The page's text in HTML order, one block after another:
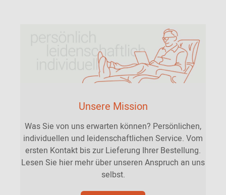
Unsere Mission
Was Sie von uns erwarten können? Persönlichen,
individuellen und leidenschaftlichen Service. Vom
ersten Kontakt bis zur Lieferung Ihrer Bestellung.
Lesen Sie hier mehr über unseren Anspruch an uns
selbst.